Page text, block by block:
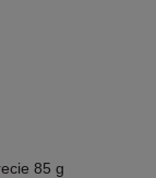
85 g